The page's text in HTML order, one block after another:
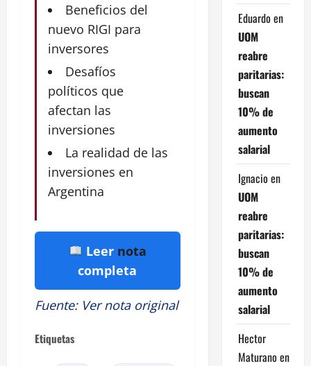
Beneficios del
nuevo RIGI para
inversores
Desafíos
políticos que
afectan las
inversiones
La realidad de las
inversiones en
Argentina
Leer nota
completa
Fuente: Ver nota original
Etiquetas
Eduardo en
UOM
reabre
paritarias:
buscan
10% de
aumento
salarial
Ignacio en
UOM
reabre
paritarias:
buscan
10% de
aumento
salarial
Hector
Maturano en